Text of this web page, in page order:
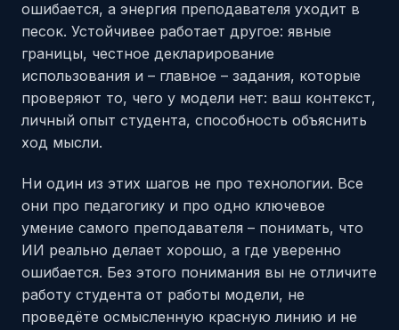
ошибается, а энергия преподавателя уходит в
песок. Устойчивее работает другое: явные
границы, честное декларирование
использования и – главное – задания, которые
проверяют то, чего у модели нет: ваш контекст,
личный опыт студента, способность объяснить
ход мысли.
Ни один из этих шагов не про технологии. Все
они про педагогику и про одно ключевое
умение самого преподавателя – понимать, что
ИИ реально делает хорошо, а где уверенно
ошибается. Без этого понимания вы не отличите
работу студента от работы модели, не
проведёте осмысленную красную линию и не